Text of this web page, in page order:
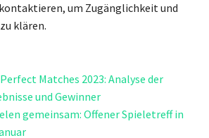
um Zugänglichkeit und
klären.
Matches 2023: Analyse der
und Gewinner
gemeinsam: Offener Spieletreff in